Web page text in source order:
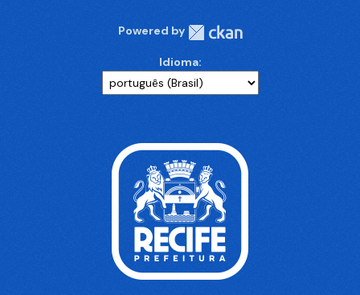
Powered by
Idioma